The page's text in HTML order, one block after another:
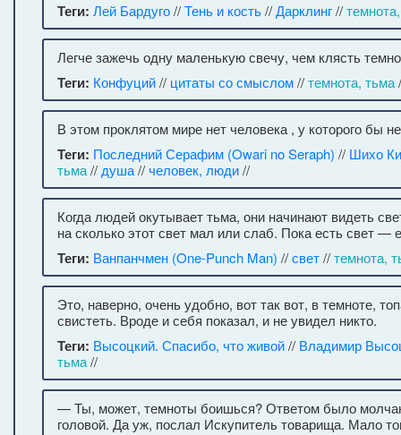
Теги: Лей Бардуго//Тень и кость//Дарклинг//
Легче зажечь одну маленькую свечу, чем клясть
Теги: Конфуций// цитаты со смыслом//темнота, тьма
В этом проклятом мире нет человека , у которого бы
Теги: Последний Серафим (Owari no Seraph) // Шихо
тьма// душа//человек, люди//
Когда людей окутывает тьма, они начинают видеть
на сколько этот свет мал или слаб. Пока есть свет —
Теги: Ванпанчмен (One-Punch Man) //свет//темнота,
Это, наверно, очень удобно, вот так вот, в темноте,
свистеть. Вроде и себя показал, и не увидел никто.
Теги: Высоцкий. Спасибо, что живой// Владимир
тьма//
— Ты, может, темноты боишься? Ответом было
головой. Да уж, послал Искупитель товарища. Мало